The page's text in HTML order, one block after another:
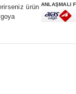
ürün ANLAŞMALI